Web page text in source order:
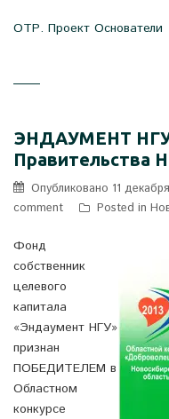
ОТР. Проект Основатели
ЭНДАУМЕНТ НГУ:
Правительства
Опубликовано 11
comment
Posted in
Фонд
собственник
целевого
капитала
«Эндаумент НГУ»
признан
ПОБЕДИТЕЛЕМ в
Областном
конкурсе